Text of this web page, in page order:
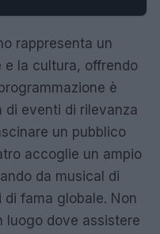
rappresenta un
e la cultura, offrendo
è
eventi di rilevanza
un pubblico
accoglie un ampio
da musical di
fama globale. Non
luogo dove assistere